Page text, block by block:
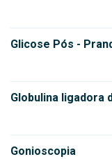
Glicose Pós -
Globulina ligadora
Gonioscopia